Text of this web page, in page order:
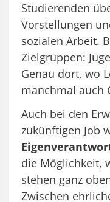
Studierenden
Vorstellungen
sozialen Arbeit.
Zielgruppen:
Genau dort, wo
manchmal auch
Auch bei den
zukünftigen Job
die Möglichkeit,
stehen ganz
Zwischen